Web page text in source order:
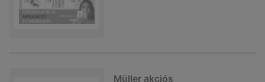
Müller akciós